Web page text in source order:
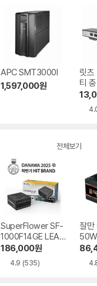
APC SMT3000I
1,597,000원
릿츠
티
740
전체보기
SuperFlower SF-
1000F14GE LEAD
EX III GOLD UP A
TX3.1
186,000원
4.9 (535)
잘
즈